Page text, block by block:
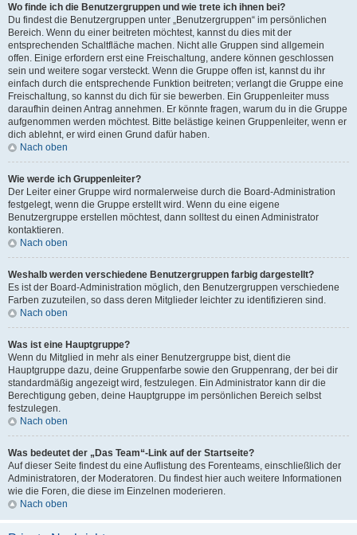
Wo finde ich die Benutzergruppen und wie trete ich ihnen bei?
Du findest die Benutzergruppen unter „Benutzergruppen“ im persönlichen
Bereich. Wenn du einer beitreten möchtest, kannst du dies mit der
entsprechenden Schaltfläche machen. Nicht alle Gruppen sind allgemein
offen. Einige erfordern erst eine Freischaltung, andere können geschlossen
sein und weitere sogar versteckt. Wenn die Gruppe offen ist, kannst du ihr
einfach durch die entsprechende Funktion beitreten; verlangt die Gruppe eine
Freischaltung, so kannst du dich für sie bewerben. Ein Gruppenleiter muss
daraufhin deinen Antrag annehmen. Er könnte fragen, warum du in die Gruppe
aufgenommen werden möchtest. Bitte belästige keinen Gruppenleiter, wenn er
dich ablehnt, er wird einen Grund dafür haben.
Nach oben
Wie werde ich Gruppenleiter?
Der Leiter einer Gruppe wird normalerweise durch die Board-Administration
festgelegt, wenn die Gruppe erstellt wird. Wenn du eine eigene
Benutzergruppe erstellen möchtest, dann solltest du einen Administrator
kontaktieren.
Nach oben
Weshalb werden verschiedene Benutzergruppen farbig dargestellt?
Es ist der Board-Administration möglich, den Benutzergruppen verschiedene
Farben zuzuteilen, so dass deren Mitglieder leichter zu identifizieren sind.
Nach oben
Was ist eine Hauptgruppe?
Wenn du Mitglied in mehr als einer Benutzergruppe bist, dient die
Hauptgruppe dazu, deine Gruppenfarbe sowie den Gruppenrang, der bei dir
standardmäßig angezeigt wird, festzulegen. Ein Administrator kann dir die
Berechtigung geben, deine Hauptgruppe im persönlichen Bereich selbst
festzulegen.
Nach oben
Was bedeutet der „Das Team“-Link auf der Startseite?
Auf dieser Seite findest du eine Auflistung des Forenteams, einschließlich der
Administratoren, der Moderatoren. Du findest hier auch weitere Informationen
wie die Foren, die diese im Einzelnen moderieren.
Nach oben